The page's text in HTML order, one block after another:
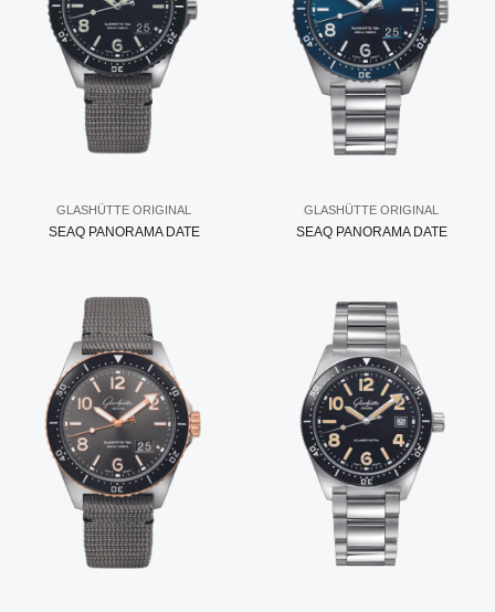
GLASHÜTTE ORIGINAL
SEAQ PANORAMA DATE
GLASHÜTTE ORIGINAL
SEAQ PANORAMA DATE